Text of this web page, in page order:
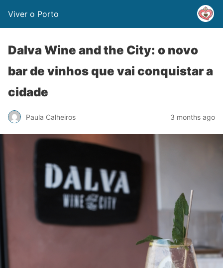
Viver o Porto
Dalva Wine and the City: o novo
bar de vinhos que vai conquistar a
cidade
Paula Calheiros 3 months ago